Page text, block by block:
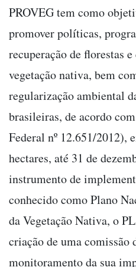
PROVEG tem como
promover políticas,
recuperação de florestas
vegetação nativa, bem
regularização ambiental
brasileiras, de acordo
Federal nº 12.651/2012),
hectares, até 31 de
instrumento de
conhecido como Plano
da Vegetação Nativa, o
criação de uma comissão
monitoramento da sua